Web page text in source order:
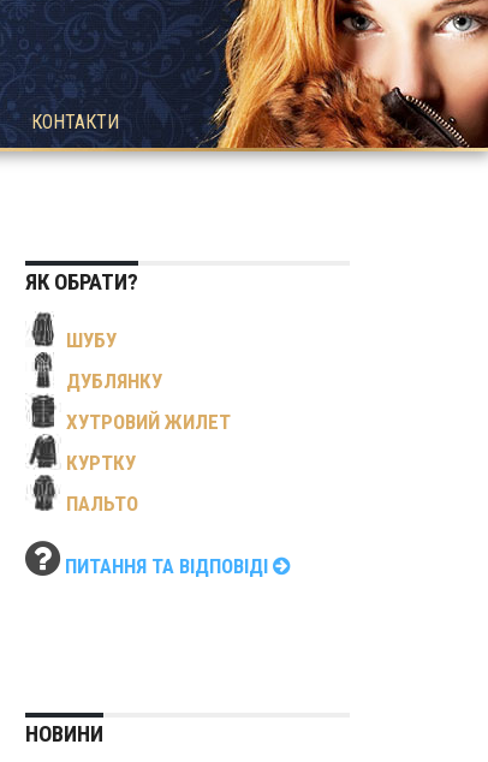
КОНТАКТИ
ЯК ОБРАТИ?
ШУБУ
ДУБЛЯНКУ
ХУТРОВИЙ ЖИЛЕТ
КУРТКУ
ПАЛЬТО
ПИТАННЯ ТА ВІДПОВІДІ
НОВИНИ